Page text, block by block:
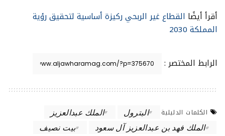
أقرأ أيضًا القطاع غير الربحي ركيزة أساسية لتحقيق رؤية
المملكة 2030
الرابط المختصر :
الكلمات الدليلية البترول
الملك عبدالعزيز
الملك فهد بن عبدالعزيز آل سعود
بيت نصيف